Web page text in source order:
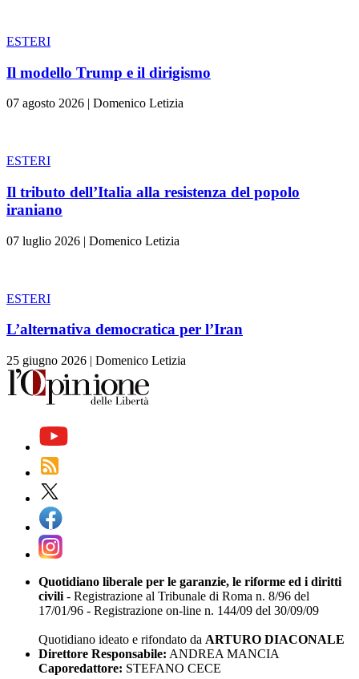
ESTERI
Il modello Trump e il dirigismo
07 agosto 2026 | Domenico Letizia
ESTERI
Il tributo dell’Italia alla resistenza del popolo
iraniano
07 luglio 2026 | Domenico Letizia
ESTERI
L’alternativa democratica per l’Iran
25 giugno 2026 | Domenico Letizia
Quotidiano liberale per le garanzie, le riforme ed i diritti
civili - Registrazione al Tribunale di Roma n. 8/96 del
17/01/96 - Registrazione on-line n. 144/09 del 30/09/09
Quotidiano ideato e rifondato da ARTURO DIACONALE
Direttore Responsabile: ANDREA MANCIA
Caporedattore: STEFANO CECE